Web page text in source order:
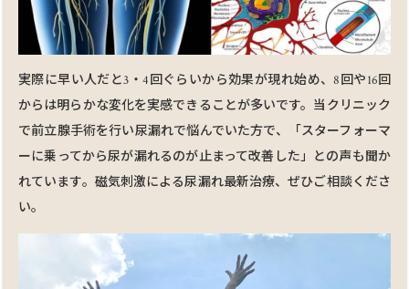
実際に早い⼈だと3・4回ぐらいから効果が現れ始め、8回や16回
からは明らかな変化を実感できることが多いです。当クリニック
で前⽴腺⼿術を⾏い尿漏れで悩んでいた⽅で、「スターフォーマ
ーに乗ってから尿が漏れるのが⽌まって改善した」との声も聞か
れています。磁気刺激による尿漏れ最新治療、ぜひご相談くださ
い。